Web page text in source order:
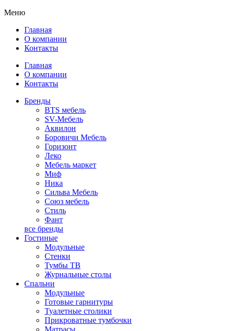
Меню
Главная
О компании
Контакты
Главная
О компании
Контакты
Бренды
BTS мебель
SV-Мебель
Аквилон
Боровичи Мебель
Горизонт
Леко
Мебель маркет
Миф
Ника
Сильва Мебель
Союз мебель
Стиль
Фант
все бренды
Гостиные
Модульные
Стенки
Тумбы ТВ
Журнальные столы
Спальни
Модульные
Готовые гарнитуры
Туалетные столики
Прикроватные тумбочки
Матрасы